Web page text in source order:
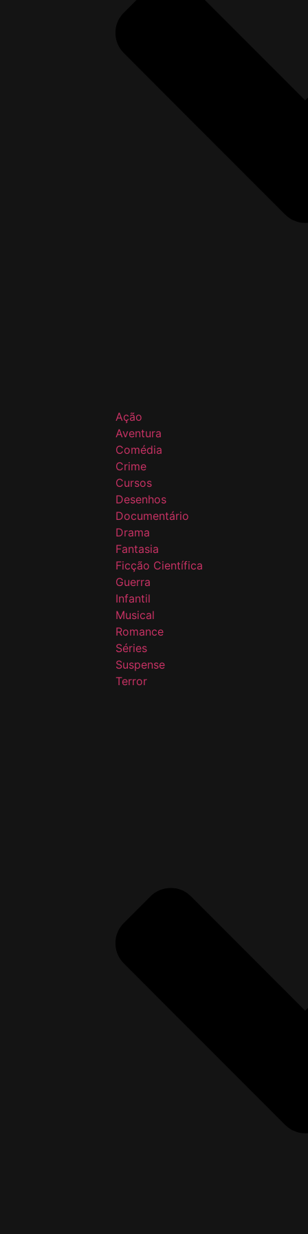
Ação
Aventura
Comédia
Crime
Cursos
Desenhos
Documentário
Drama
Fantasia
Ficção Científica
Guerra
Infantil
Musical
Romance
Séries
Suspense
Terror